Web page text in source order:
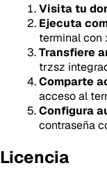
Visita tu
Ejecuta
terminal con
Transfiere
trzsz
Comparte
acceso al
Configura
contraseña
Licencia